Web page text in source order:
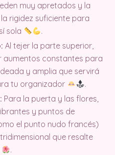
muy apretados y la
rigidez suficiente para
sola
.
Al tejer la parte superior,
aumentos constantes para
y amplia que servirá
tu organizador
.
Para la puerta y las flores,
y puntos de
el punto nudo francés)
que resalte
.